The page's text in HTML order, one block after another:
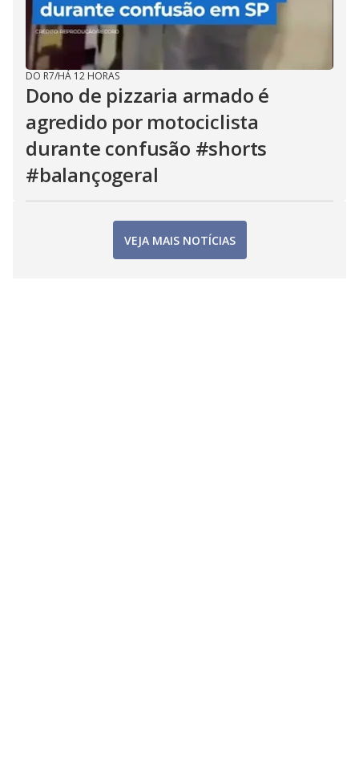
DO R7/HÁ 12 HORAS
Dono de pizzaria armado é
agredido por motociclista
durante confusão #shorts
#balançogeral
VEJA MAIS NOTÍCIAS